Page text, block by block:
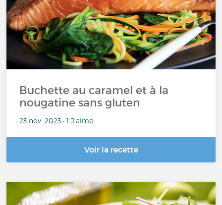
Buchette au caramel et à la
nougatine sans gluten
23 nov. 2023 • 1 J'aime
Voir la recette